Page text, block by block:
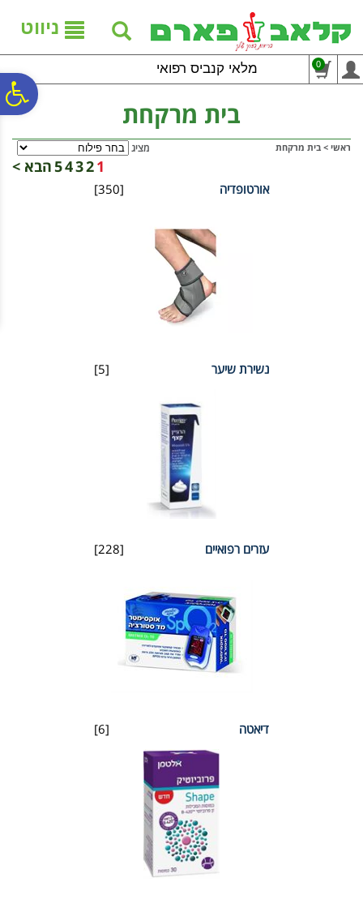
נגישות
אתר
המרכזי
ניווט
מלאי קנביס רפואי 0
בית מרקחת
ראשי > בית מרקחת מציג
1
2
3
4
5הבא >
[350] אורטופדיה
[5] נשירת שיער
[228] עזרים רפואיים
[6] דיאטה